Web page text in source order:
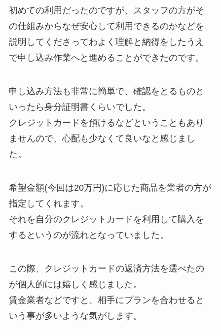
初めての利用だったのですが、スタッフの方がそ
の仕組みからなぜ安心して利用できるのかなどを
説明してくださってわよく理解と納得をしたうえ
で申し込み作業へと進めることができたのです。
申し込み方法も非常に簡単で、確認をとるものと
いったら身分証明書くらいでした。
クレジットカードを預けるなどということもあり
ませんので、心配も少なくて良いなと感じまし
た。
希望金額(今回は20万円)に応じた商品を業者の方が
指定してくれます。
それを自分のクレジットカードを利用して購入を
するというのが流れとなっていました。
この際、クレジットカードの返済方法を選べたの
が個人的には嬉しく感じました。
賃金業者などですと、相手にプランを合わせると
いう事が多いような気がします。